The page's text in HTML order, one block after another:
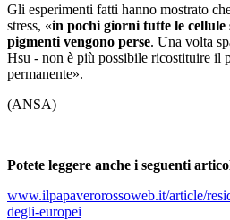
Gli esperimenti fatti hanno mostrato
stress, «in pochi giorni tutte le
pigmenti vengono perse. Una volta
Hsu - non è più possibile ricostituire il
permanente».
(ANSA)
Potete leggere anche i seguenti
www.ilpapaverorossoweb.it/article/
degli-europei